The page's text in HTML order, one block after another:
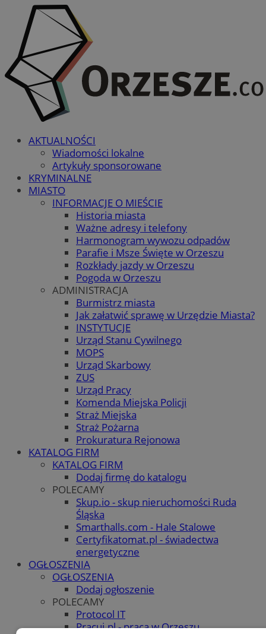
AKTUALNOŚCI
Wiadomości lokalne
Artykuły sponsorowane
KRYMINALNE
MIASTO
INFORMACJE O MIEŚCIE
Historia miasta
Ważne adresy i telefony
Harmonogram wywozu odpadów
Parafie i Msze Święte w Orzeszu
Rozkłady jazdy w Orzeszu
Pogoda w Orzeszu
ADMINISTRACJA
Burmistrz miasta
Jak załatwić sprawę w Urzędzie Miasta?
INSTYTUCJE
Urząd Stanu Cywilnego
MOPS
Urząd Skarbowy
ZUS
Urząd Pracy
Komenda Miejska Policji
Straż Miejska
Straż Pożarna
Prokuratura Rejonowa
KATALOG FIRM
KATALOG FIRM
Dodaj firmę do katalogu
POLECAMY
Skup.io - skup nieruchomości Ruda
Śląska
Smarthalls.com - Hale Stalowe
Certyfikatomat.pl - świadectwa
energetyczne
OGŁOSZENIA
OGŁOSZENIA
Dodaj ogłoszenie
POLECAMY
Protocol IT
Pracuj.pl - praca w Orzeszu